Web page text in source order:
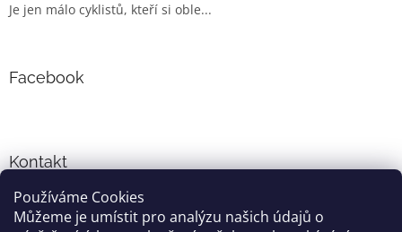
Používáme Cookies
Můžeme je umístit pro analýzu našich údajů o
Je jen málo cyklistů, kteří si oble...
Facebook
Kontakt
info@cyklo-obleceni.cz
+420777081700